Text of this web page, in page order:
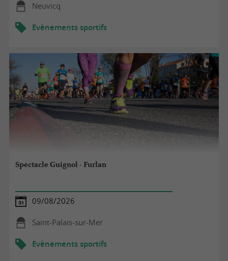
Neuvicq
Evènements sportifs
Spectacle Guignol - Furlan
09/08/2026
Saint-Palais-sur-Mer
Evènements sportifs